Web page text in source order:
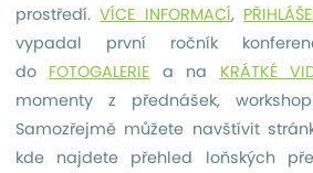
prostředí.VÍCE INFORMACÍ,
vypadal první ročník
do FOTOGALERIE a na KRÁTKÉ
momenty z přednášek,
Samozřejmě můžete navštívit
kde najdete přehled loňských